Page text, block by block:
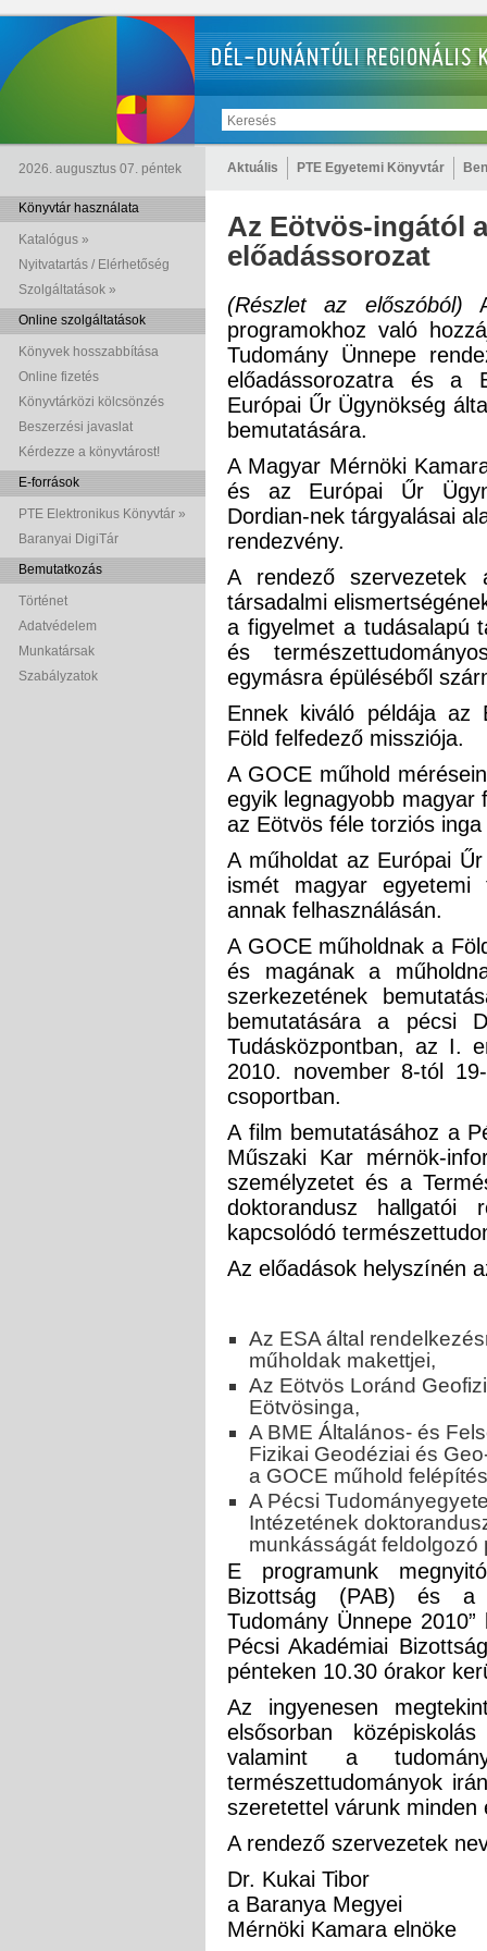
2026. augusztus 07. péntek Aktuális PTE Egyetemi Könyvtár
Könyvtár használata
Katalógus »
Nyitvatartás / Elérhetőség
Szolgáltatások »
Online szolgáltatások
Könyvek hosszabbítása
Online fizetés
Könyvtárközi kölcsönzés
Beszerzési javaslat
Kérdezze a könyvtárost!
E-források
PTE Elektronikus Könyvtár »
Baranyai DigiTár
Bemutatkozás
Történet
Adatvédelem
Munkatársak
Szabályzatok
Az Eötvös-ingától
előadássorozat
(Részlet az előszóból)
programokhoz való
Tudomány Ünnepe
előadássorozatra és a
Európai Űr Ügynökség
bemutatására.
A Magyar Mérnöki
és az Európai Űr
Dordian-nek tárgyalásai
rendezvény.
A rendező szervezetek
társadalmi
a figyelmet a tudásalapú
és
egymásra épüléséből
Ennek kiváló példája az
Föld felfedező missziója.
A GOCE műhold
egyik legnagyobb magyar
az Eötvös féle torziós
A műholdat az Európai
ismét magyar
annak felhasználásán.
A GOCE műholdnak a
és magának a
szerkezetének
bemutatására a pécsi
Tudásközpontban, az I.
2010. november 8-tól
csoportban.
A film bemutatásához a
Műszaki Kar mérnök-
személyzetet és a
doktorandusz hallgatói
kapcsolódó
Az előadások helyszínén
Az ESA által
műholdak makettjei,
Az Eötvös Loránd
Eötvösinga,
A BME Általános- és
Fizikai Geodéziai és
a GOCE műhold
A Pécsi
Intézetének
munkásságát feldolgozó
E programunk
Bizottság (PAB) és a
Tudomány Ünnepe
Pécsi Akadémiai
pénteken 10.30 órakor
Az ingyenesen
elsősorban
valamint a
természettudományok
szeretettel várunk minden
A rendező szervezetek
Dr. Kukai Tibor
a Baranya Megyei
Mérnöki Kamara elnöke